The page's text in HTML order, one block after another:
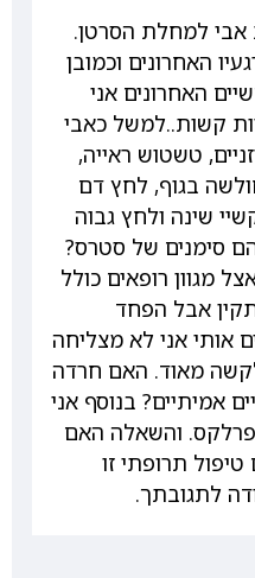
אבי למחלת הסרטן.
האחרונים וכמובן
האחרונים אני
קשות..למשל כאבי
טשטוש ראייה,
בגוף, לחץ דם
שינה ולחץ גבוה
סימנים של סטרס?
מגוון רופאים כולל
תקין אבל הפחד
אותי אני לא מצליחה
מאוד. האם חרדה
אמיתיים? בנוסף אני
והשאלה האם
טיפול תרופתי זו
לתגובתך.